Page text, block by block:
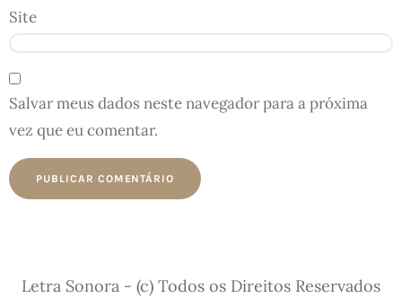
Site
Salvar meus dados neste navegador para a próxima
vez que eu comentar.
Letra Sonora - (c) Todos os Direitos Reservados